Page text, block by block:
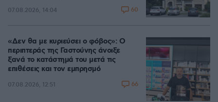
07.08.2026, 14:04 60
«Δεν θα με κυριεύσει ο φόβος»: Ο
περιπτεράς της Γαστούνης άνοιξε
ξανά το κατάστημά του μετά τις
επιθέσεις και τον εμπρησμό
07.08.2026, 12:51 66